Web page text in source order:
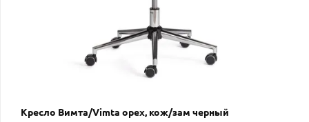
Кресло Вимта/Vimta орех, кож/зам черный